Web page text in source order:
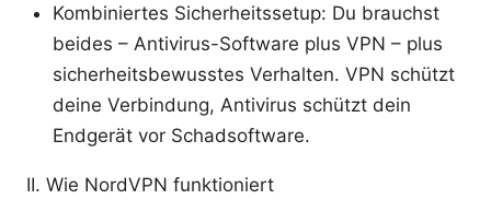
Kombiniertes Sicherheitssetup: Du brauchst
beides – Antivirus-Software plus VPN – plus
sicherheitsbewusstes Verhalten. VPN schützt
deine Verbindung, Antivirus schützt dein
Endgerät vor Schadsoftware.
II. Wie NordVPN funktioniert